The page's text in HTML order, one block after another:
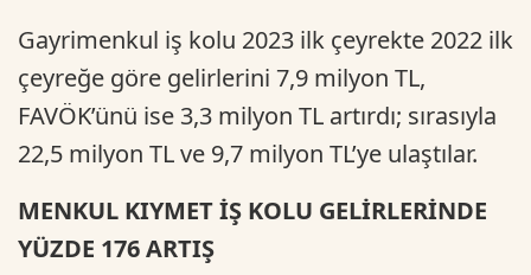
Gayrimenkul iş kolu 2023 ilk çeyrekte 2022 ilk
çeyreğe göre gelirlerini 7,9 milyon TL,
FAVÖK’ünü ise 3,3 milyon TL artırdı; sırasıyla
22,5 milyon TL ve 9,7 milyon TL’ye ulaştılar.
MENKUL KIYMET İŞ KOLU GELİRLERİNDE
YÜZDE 176 ARTIŞ